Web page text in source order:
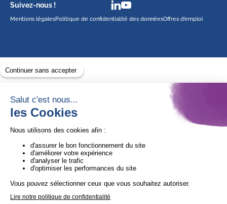
Suivez-nous !
Mentions légalesPolitique de confidentialité des donnéesOffres d’emploi
1ère Organisation de l’ESS certifiée Quali’OP